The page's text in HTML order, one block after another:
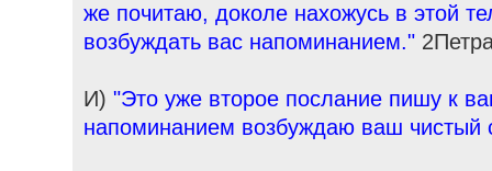
же почитаю, доколе нахожусь в этой
возбуждать вас напоминанием."
И)"Это уже второе послание пишу к
напоминанием возбуждаю ваш чистый